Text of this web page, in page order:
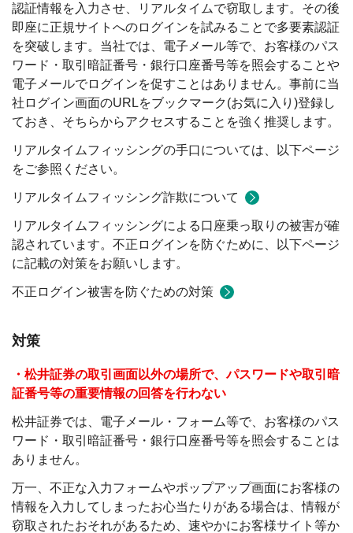
認証情報を入力させ、リアルタイムで窃取します。その後
即座に正規サイトへのログインを試みることで多要素認証
を突破します。当社では、電子メール等で、お客様のパス
ワード・取引暗証番号・銀行口座番号等を照会することや
電子メールでログインを促すことはありません。事前に当
社ログイン画面のURLをブックマーク(お気に入り)登録し
ておき、そちらからアクセスすることを強く推奨します。
リアルタイムフィッシングの手口については、以下ページ
をご参照ください。
リアルタイムフィッシング詐欺について
リアルタイムフィッシングによる口座乗っ取りの被害が確
認されています。不正ログインを防ぐために、以下ページ
に記載の対策をお願いします。
不正ログイン被害を防ぐための対策
対策
・松井証券の取引画面以外の場所で、パスワードや取引暗
証番号等の重要情報の回答を行わない
松井証券では、電子メール・フォーム等で、お客様のパス
ワード・取引暗証番号・銀行口座番号等を照会することは
ありません。
万一、不正な入力フォームやポップアップ画面にお客様の
情報を入力してしまったお心当たりがある場合は、情報が
窃取されたおそれがあるため、速やかにお客様サイト等か